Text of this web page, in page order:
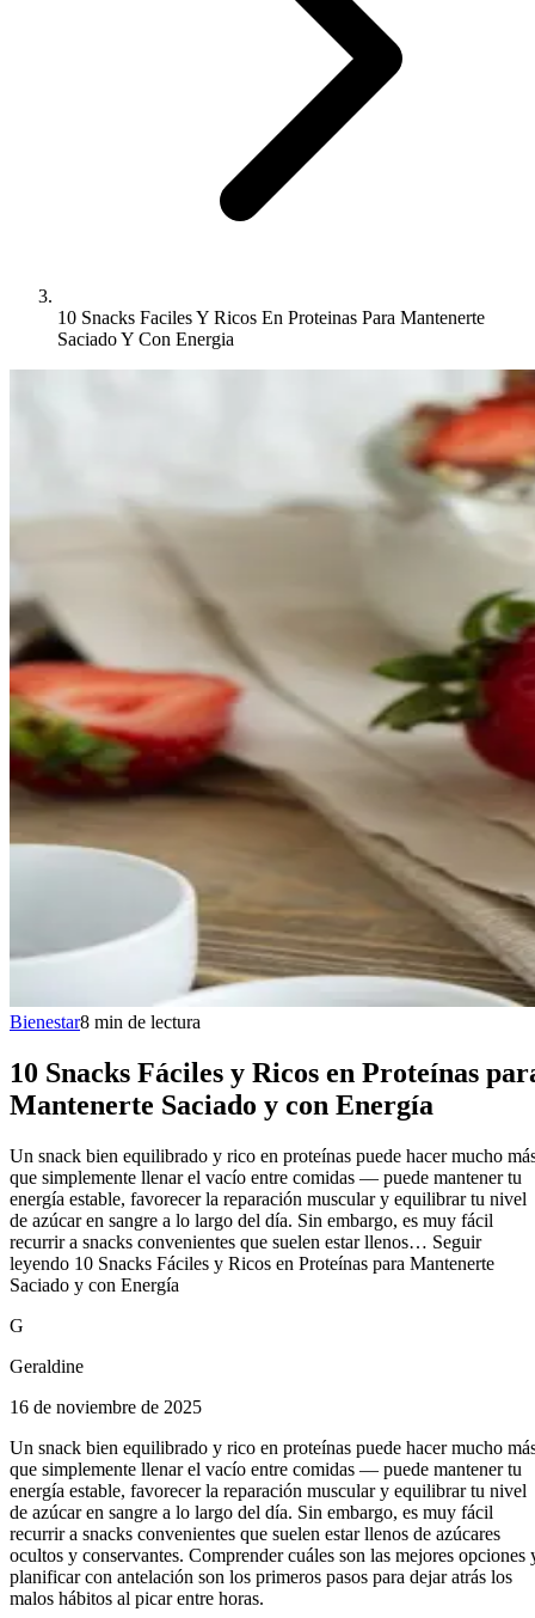
10 Snacks Faciles Y Ricos En Proteinas Para Mantenerte
Saciado Y Con Energia
Bienestar8 min de lectura
10 Snacks Fáciles y Ricos en Proteínas
Mantenerte Saciado y con Energía
Un snack bien equilibrado y rico en proteínas puede hacer mucho
que simplemente llenar el vacío entre comidas — puede mantener tu
energía estable, favorecer la reparación muscular y equilibrar tu nivel
de azúcar en sangre a lo largo del día. Sin embargo, es muy fácil
recurrir a snacks convenientes que suelen estar llenos… Seguir
leyendo 10 Snacks Fáciles y Ricos en Proteínas para Mantenerte
Saciado y con Energía
G
Geraldine
16 de noviembre de 2025
Un snack bien equilibrado y rico en proteínas puede hacer mucho
que simplemente llenar el vacío entre comidas — puede mantener tu
energía estable, favorecer la reparación muscular y equilibrar tu nivel
de azúcar en sangre a lo largo del día. Sin embargo, es muy fácil
recurrir a snacks convenientes que suelen estar llenos de azúcares
ocultos y conservantes. Comprender cuáles son las mejores opciones
planificar con antelación son los primeros pasos para dejar atrás los
malos hábitos al picar entre horas.